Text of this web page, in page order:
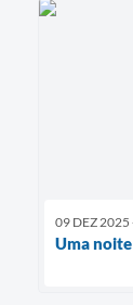
09 DEZ 2025
Uma